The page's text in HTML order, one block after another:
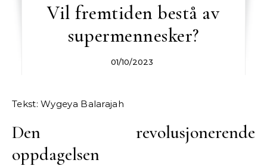
Vil fremtiden bestå av
supermennesker?
01/10/2023
Tekst:Wygeya Balarajah
Den revolusjonerende
oppdagelsen